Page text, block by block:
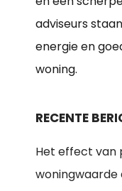
adviseurs
energie en
woning.
RECENTE
Het effect van